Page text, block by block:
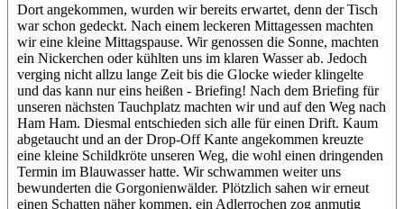
Dort angekommen, wurden wir bereits erwartet, denn der Tisch
war schon gedeckt. Nach einem leckeren Mittagessen machten
wir eine kleine Mittagspause. Wir genossen die Sonne, machten
ein Nickerchen oder kühlten uns im klaren Wasser ab. Jedoch
verging nicht allzu lange Zeit bis die Glocke wieder klingelte
und das kann nur eins heißen - Briefing! Nach dem Briefing für
unseren nächsten Tauchplatz machten wir und auf den Weg nach
Ham Ham. Diesmal entschieden sich alle für einen Drift. Kaum
abgetaucht und an der Drop-Off Kante angekommen kreuzte
eine kleine Schildkröte unseren Weg, die wohl einen dringenden
Termin im Blauwasser hatte. Wir schwammen weiter uns
bewunderten die Gorgonienwälder. Plötzlich sahen wir erneut
einen Schatten näher kommen, ein Adlerrochen zog anmutig